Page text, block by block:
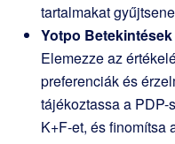
tartalmakat
Yotpo Betekintések
Elemezze az
preferenciák és
tájékoztassa a PDP-
K+F-et, és finomítsa